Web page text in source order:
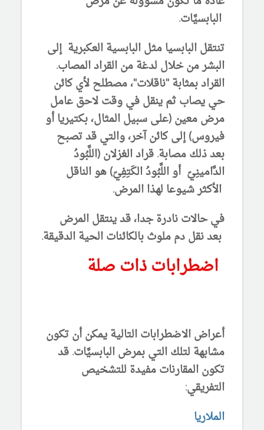
البابسيَّات.
تنتقل البابسيا مثل البابسية العكبرية إلى
البشر من خلال لدغة من القراد المصاب.
القراد بمثابة "ناقلات"، مصطلح لأي كائن
حي يصاب ثم ينقل في وقت لاحق عامل
مرض معين (على سبيل المثال، بكتيريا أو
فيروس) إلى كائن آخر، والتي قد تصبح
بعد ذلك مصابة. قراد الغزلان (اللَّبُودُ
الدَّامينِيّ أو اللَّبُودُ الكَتِفِيّ) هو الناقل
الأكثر شيوعا لهذا المرض.
في حالات نادرة جدا، قد ينتقل المرض
بعد نقل دم ملوث بالكائنات الحية الدقيقة.
اضطرابات ذات صلة
أعراض الاضطرابات التالية يمكن أن تكون
مشابهة لتلك التي بمرض البابسيَّات. قد
تكون المقارنات مفيدة للتشخيص
التفريقي:
الملاريا